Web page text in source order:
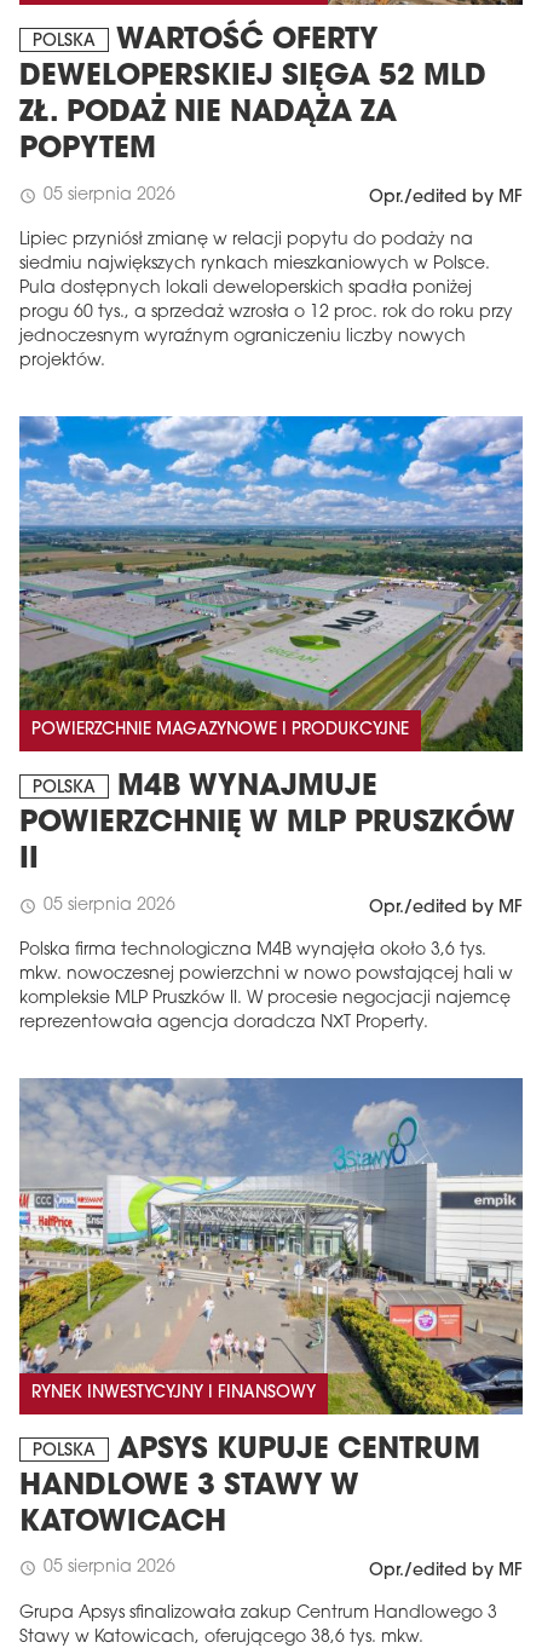
POLSKA
WARTOŚĆ OFERTY
DEWELOPERSKIEJ SIĘGA 52 MLD
ZŁ. PODAŻ NIE NADĄŻA ZA
POPYTEM
schedule 05 sierpnia 2026 Opr./edited by MF
Lipiec przyniósł zmianę w relacji popytu do podaży na
siedmiu największych rynkach mieszkaniowych w Polsce.
Pula dostępnych lokali deweloperskich spadła poniżej
progu 60 tys., a sprzedaż wzrosła o 12 proc. rok do roku przy
jednoczesnym wyraźnym ograniczeniu liczby nowych
projektów.
POWIERZCHNIE MAGAZYNOWE I PRODUKCYJNE
POLSKA
M4B WYNAJMUJE
POWIERZCHNIĘ W MLP PRUSZKÓW
II
schedule 05 sierpnia 2026 Opr./edited by MF
Polska firma technologiczna M4B wynajęła około 3,6 tys.
mkw. nowoczesnej powierzchni w nowo powstającej hali w
kompleksie MLP Pruszków II. W procesie negocjacji najemcę
reprezentowała agencja doradcza NXT Property.
RYNEK INWESTYCYJNY I FINANSOWY
POLSKA
APSYS KUPUJE CENTRUM
HANDLOWE 3 STAWY W
KATOWICACH
schedule 05 sierpnia 2026 Opr./edited by MF
Grupa Apsys sfinalizowała zakup Centrum Handlowego 3
Stawy w Katowicach, oferującego 38,6 tys. mkw.